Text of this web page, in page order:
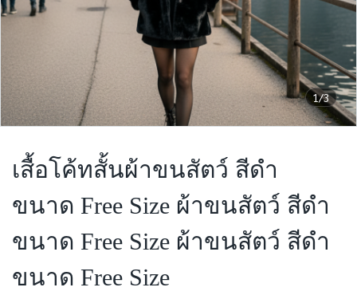
1/3
เสื้อโค้ทสั้นผ้าขนสัตว์ สีดำ
ขนาด Free Size ผ้าขนสัตว์ สีดำ
ขนาด Free Size ผ้าขนสัตว์ สีดำ
ขนาด Free Size